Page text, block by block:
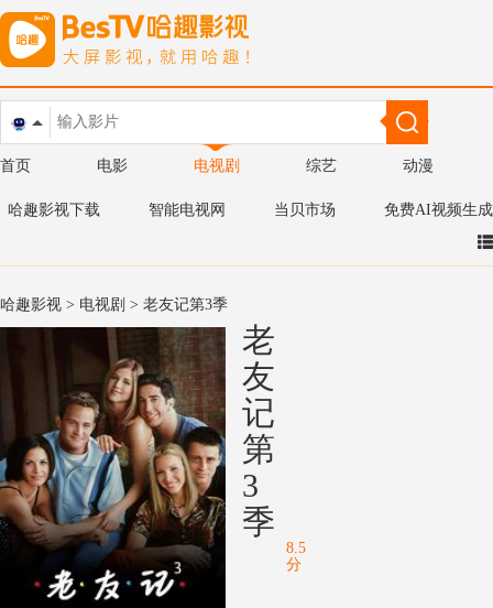
首页 电影 电视剧 综艺 动漫
哈趣影视下载 智能电视网 当贝市场 免费AI视频生成
哈趣影视 > 电视剧 > 老友记第3季
老
友
记
第
3
季
8.5
分